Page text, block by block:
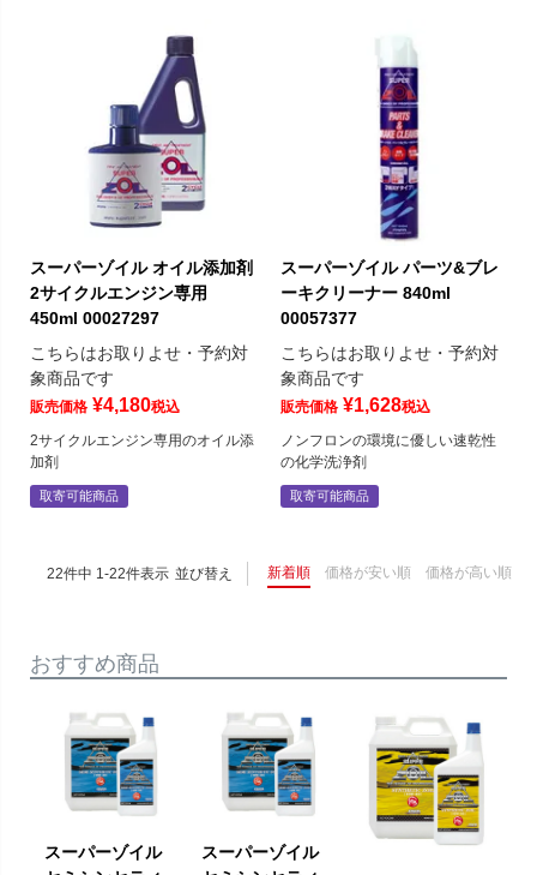
スーパーゾイル オイル添加剤
2サイクルエンジン専用
450ml 00027297
こちらはお取りよせ・予約対
象商品です
販売価格 ¥4,180税込
2サイクルエンジン専用のオイル添
加剤
取寄可能商品
スーパーゾイル パーツ&ブレ
ーキクリーナー 840ml
00057377
こちらはお取りよせ・予約対
象商品です
販売価格 ¥1,628税込
ノンフロンの環境に優しい速乾性
の化学洗浄剤
取寄可能商品
並び替え 新着順 価格が安い順 価格が高い順
22件中 1 -22件表示
おすすめ商品
スーパーゾイル
スーパーゾイル